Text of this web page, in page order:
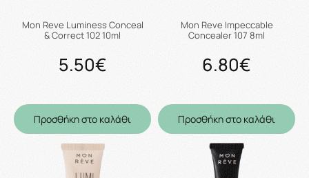
Mon Reve Luminess Conceal
& Correct 102 10ml
5.50€
Προσθήκη στο καλάθι
Mon Reve Impeccable
Concealer 107 8ml
6.80€
Προσθήκη στο καλάθι